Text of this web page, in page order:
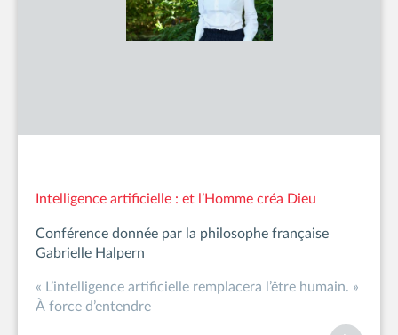
Intelligence artificielle : et l’Homme créa Dieu
Conférence donnée par la philosophe française
Gabrielle Halpern
« L’intelligence artificielle remplacera l’être humain. »
À force d’entendre